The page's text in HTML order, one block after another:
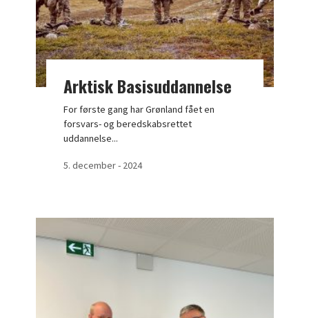
Arktisk Basisuddannelse
For første gang har Grønland fået en
forsvars- og beredskabsrettet
uddannelse...
5. december - 2024